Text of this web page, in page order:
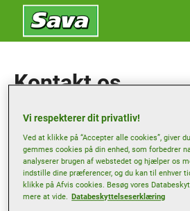
Kontakt os
Goodyear Danmark
Adresse:
Box 38181
SE 100 64 Stockholm, Sweden
Vi respekterer dit privatliv!
Ved at klikke på “Accepter alle cookies”, giver
gemmes cookies på din enhed, som forbedrer
analyserer brugen af webstedet og hjælper os
indstille dine præferencer, og du kan til enhver
klikke på Afvis cookies. Besøg vores
mere at vide. Databeskyttelseserklæring